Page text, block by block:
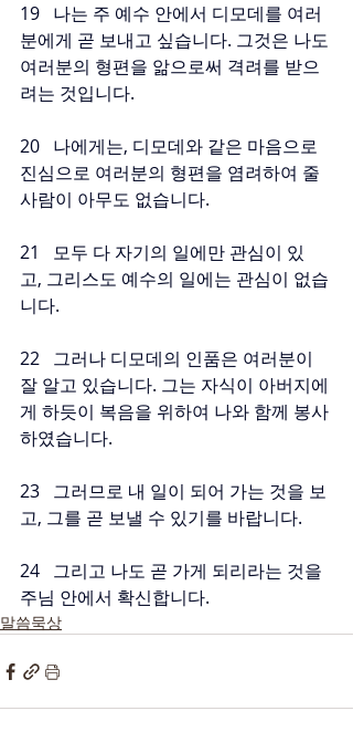
19   나는 주 예수 안에서 디모데를 여러
분에게 곧 보내고 싶습니다. 그것은 나도
여러분의 형편을 앎으로써 격려를 받으
려는 것입니다.
20   나에게는, 디모데와 같은 마음으로
진심으로 여러분의 형편을 염려하여 줄
사람이 아무도 없습니다.
21   모두 다 자기의 일에만 관심이 있
고, 그리스도 예수의 일에는 관심이 없습
니다.
22   그러나 디모데의 인품은 여러분이
잘 알고 있습니다. 그는 자식이 아버지에
게 하듯이 복음을 위하여 나와 함께 봉사
하였습니다.
23   그러므로 내 일이 되어 가는 것을 보
고, 그를 곧 보낼 수 있기를 바랍니다.
24   그리고 나도 곧 가게 되리라는 것을
주님 안에서 확신합니다.
말씀묵상